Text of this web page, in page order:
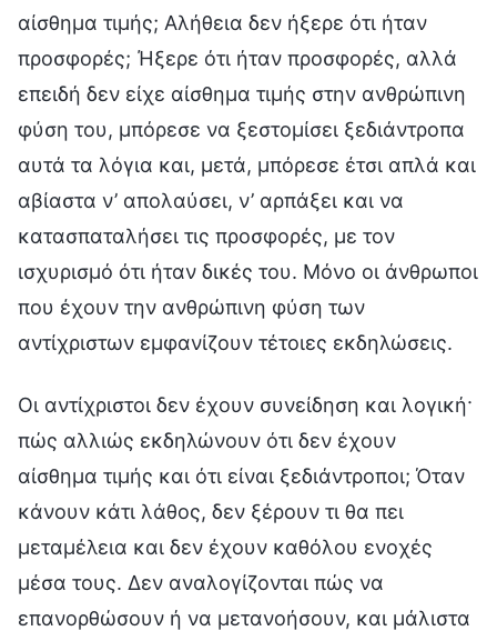
αίσθημα τιμής; Αλήθεια δεν ήξερε ότι ήταν
προσφορές; Ήξερε ότι ήταν προσφορές, αλλά
επειδή δεν είχε αίσθημα τιμής στην ανθρώπινη
φύση του, μπόρεσε να ξεστομίσει ξεδιάντροπα
αυτά τα λόγια και, μετά, μπόρεσε έτσι απλά και
αβίαστα ν’ απολαύσει, ν’ αρπάξει και να
κατασπαταλήσει τις προσφορές, με τον
ισχυρισμό ότι ήταν δικές του. Μόνο οι άνθρωποι
που έχουν την ανθρώπινη φύση των
αντίχριστων εμφανίζουν τέτοιες εκδηλώσεις.
Οι αντίχριστοι δεν έχουν συνείδηση και λογική·
πώς αλλιώς εκδηλώνουν ότι δεν έχουν
αίσθημα τιμής και ότι είναι ξεδιάντροποι; Όταν
κάνουν κάτι λάθος, δεν ξέρουν τι θα πει
μεταμέλεια και δεν έχουν καθόλου ενοχές
μέσα τους. Δεν αναλογίζονται πώς να
επανορθώσουν ή να μετανοήσουν, και μάλιστα